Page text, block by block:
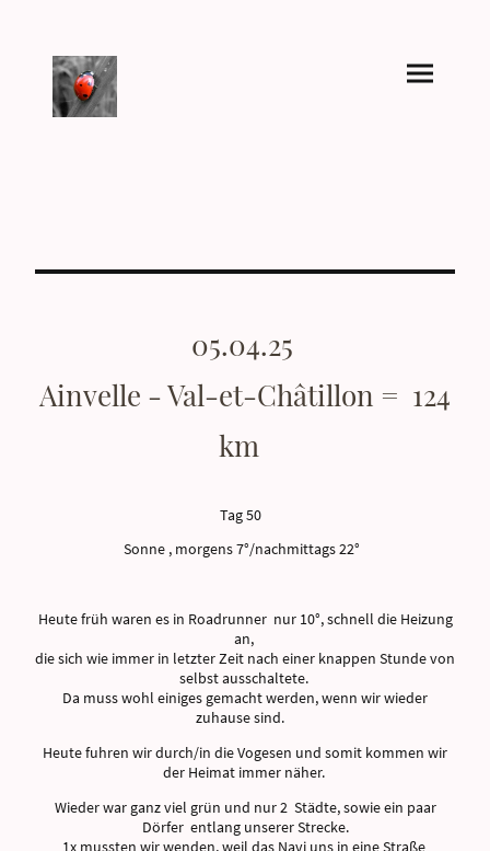
05.04.25
Ainvelle - Val-et-Châtillon = 124
km
Tag 50
Sonne , morgens 7°/nachmittags 22°
Heute früh waren es in Roadrunner nur 10°, schnell die Heizung
an,
die sich wie immer in letzter Zeit nach einer knappen Stunde von
selbst ausschaltete.
Da muss wohl einiges gemacht werden, wenn wir wieder
zuhause sind.
Heute fuhren wir durch/in die Vogesen und somit kommen wir
der Heimat immer näher.
Wieder war ganz viel grün und nur 2 Städte, sowie ein paar
Dörfer entlang unserer Strecke.
1x mussten wir wenden, weil das Navi uns in eine Straße